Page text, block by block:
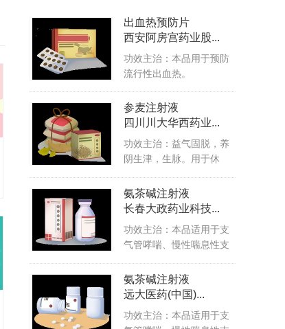
出血热预防片
西安阿房宫药业股...
功效主治：本品用于预防
流行性出血热。
参麦注射液
四川川大华西药业...
功效主治：益气固脱，养
阴生津，生脉。用于休
氨茶碱注射液
长春大政药业科技...
功效主治：本品适用于支
气管哮喘、慢性喘息性支
氨茶碱注射液
远大医药(中国)...
功效主治：本品适用于支